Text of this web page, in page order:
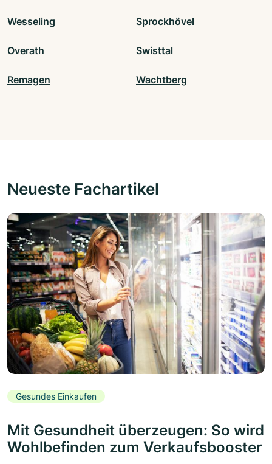
Wesseling Sprockhövel
Overath Swisttal
Remagen Wachtberg
Neueste Fachartikel
Gesundes Einkaufen
Mit Gesundheit überzeugen: So wird
Wohlbefinden zum Verkaufsbooster